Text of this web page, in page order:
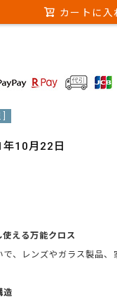
カートに入
10月22日
使える万能クロス
、レンズやガラス製品、
造